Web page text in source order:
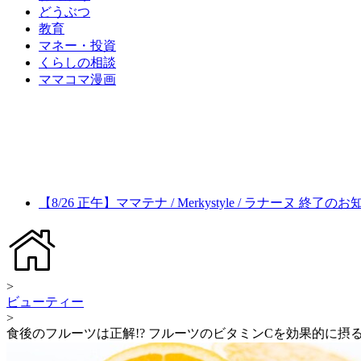
どうぶつ
教育
マネー・投資
くらしの相談
ママコマ漫画
【8/26 正午】ママテナ / Merkystyle / ラナーヌ 終了のお
>
ビューティー
>
食後のフルーツは正解!? フルーツのビタミンCを効果的に摂